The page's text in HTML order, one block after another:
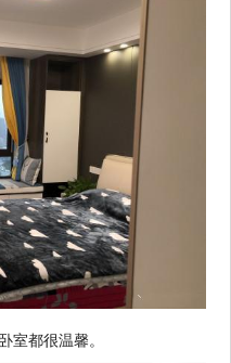
室都很温馨。